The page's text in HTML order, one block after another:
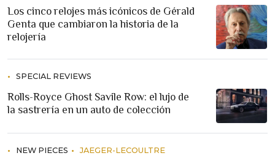
Los cinco relojes más icónicos de Gérald
Genta que cambiaron la historia de la
relojería
SPECIAL REVIEWS
Rolls-Royce Ghost Savile Row: el lujo de
la sastrería en un auto de colección
NEW PIECES JAEGER-LECOULTRE